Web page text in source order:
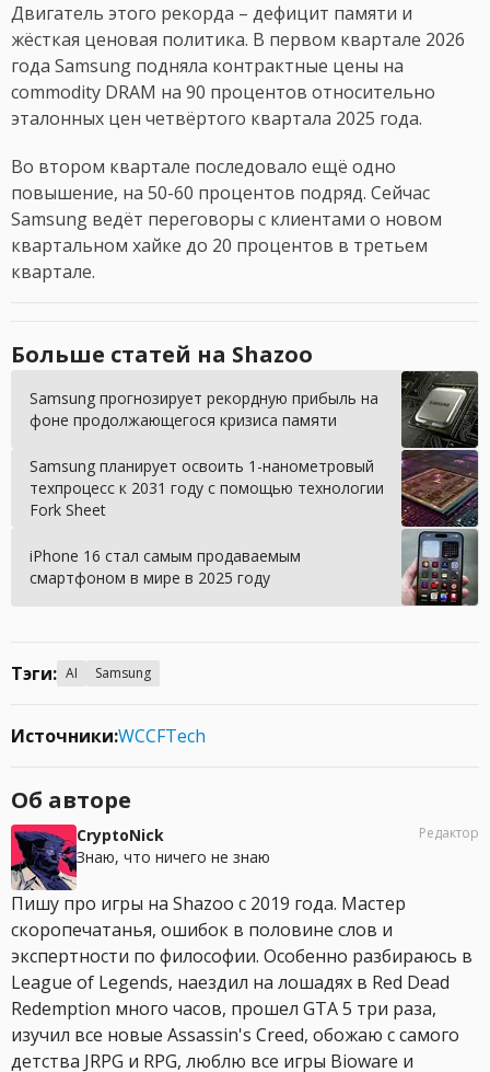
Двигатель этого рекорда – дефицит памяти и
жёсткая ценовая политика. В первом квартале 2026
года Samsung подняла контрактные цены на
commodity DRAM на 90 процентов относительно
эталонных цен четвёртого квартала 2025 года.
Во втором квартале последовало ещё одно
повышение, на 50-60 процентов подряд. Сейчас
Samsung ведёт переговоры с клиентами о новом
квартальном хайке до 20 процентов в третьем
квартале.
Больше статей на Shazoo
Samsung прогнозирует рекордную прибыль на
фоне продолжающегося кризиса памяти
Samsung планирует освоить 1-нанометровый
техпроцесс к 2031 году с помощью технологии
Fork Sheet
iPhone 16 стал самым продаваемым
смартфоном в мире в 2025 году
Тэги: AI Samsung
Источники:WCCFTech
Об авторе
CryptoNick
Знаю, что ничего не знаю
Редактор
Пишу про игры на Shazoo с 2019 года. Мастер
скоропечатанья, ошибок в половине слов и
экспертности по философии. Особенно разбираюсь в
League of Legends, наездил на лошадях в Red Dead
Redemption много часов, прошел GTA 5 три раза,
изучил все новые Assassin's Creed, обожаю с самого
детства JRPG и RPG, люблю все игры Bioware и